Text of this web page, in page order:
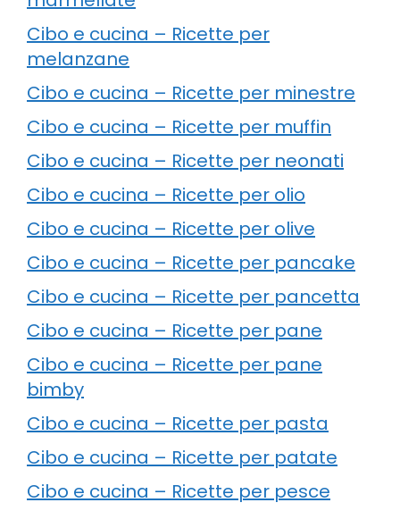
Cibo e cucina – Ricette per
melanzane
Cibo e cucina – Ricette per minestre
Cibo e cucina – Ricette per muffin
Cibo e cucina – Ricette per neonati
Cibo e cucina – Ricette per olio
Cibo e cucina – Ricette per olive
Cibo e cucina – Ricette per pancake
Cibo e cucina – Ricette per pancetta
Cibo e cucina – Ricette per pane
Cibo e cucina – Ricette per pane
bimby
Cibo e cucina – Ricette per pasta
Cibo e cucina – Ricette per patate
Cibo e cucina – Ricette per pesce